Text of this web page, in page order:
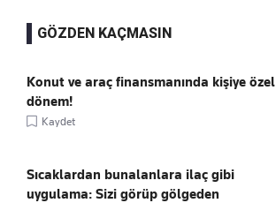
GÖZDEN KAÇMASIN
Konut ve araç finansmanında kişiye özel
dönem!
Kaydet
Sıcaklardan bunalanlara ilaç gibi
uygulama: Sizi görüp gölgeden